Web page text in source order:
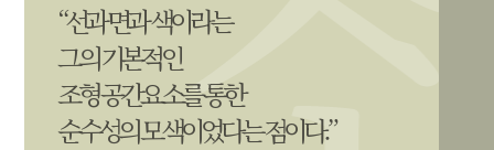
“선과 면과 색이라는
그의 기본적인
조형 공간요소를 통한
순수성의 모색이었다는 점이다.”